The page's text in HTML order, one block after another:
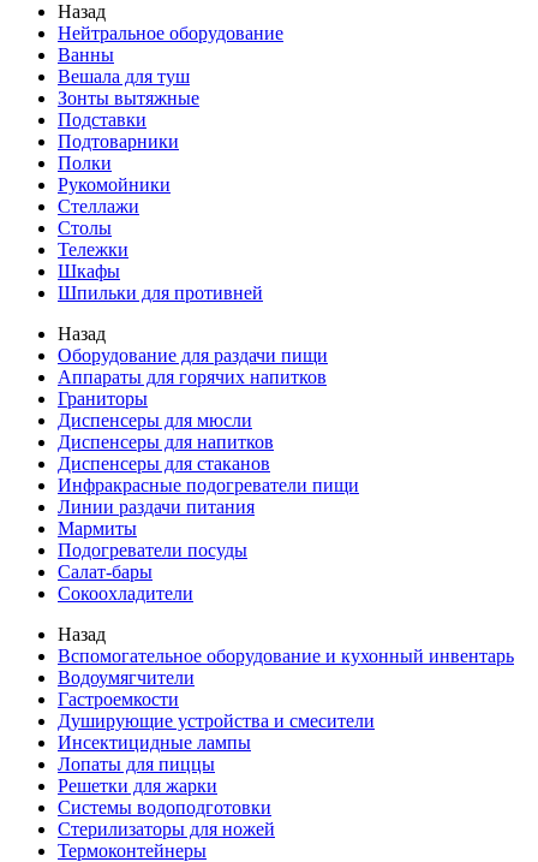
Назад
Нейтральное оборудование
Ванны
Вешала для туш
Зонты вытяжные
Подставки
Подтоварники
Полки
Рукомойники
Стеллажи
Столы
Тележки
Шкафы
Шпильки для противней
Назад
Оборудование для раздачи пищи
Аппараты для горячих напитков
Граниторы
Диспенсеры для мюсли
Диспенсеры для напитков
Диспенсеры для стаканов
Инфракрасные подогреватели пищи
Линии раздачи питания
Мармиты
Подогреватели посуды
Салат-бары
Сокоохладители
Назад
Вспомогательное оборудование и кухонный инвентарь
Водоумягчители
Гастроемкости
Душирующие устройства и смесители
Инсектицидные лампы
Лопаты для пиццы
Решетки для жарки
Системы водоподготовки
Стерилизаторы для ножей
Термоконтейнеры